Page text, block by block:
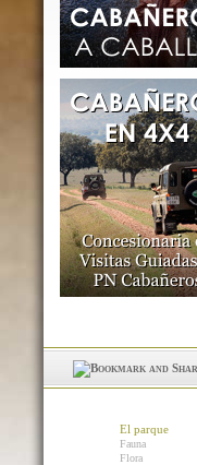
El parque
Fauna
Flora